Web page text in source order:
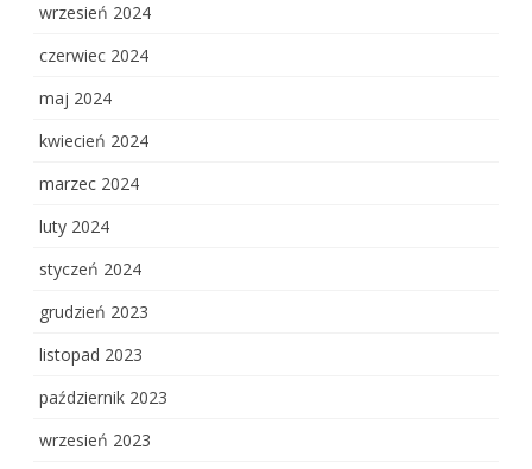
wrzesień 2024
czerwiec 2024
maj 2024
kwiecień 2024
marzec 2024
luty 2024
styczeń 2024
grudzień 2023
listopad 2023
październik 2023
wrzesień 2023